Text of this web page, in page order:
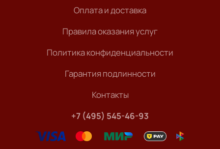
Оплата и доставка
Правила оказания услуг
Политика конфиденциальности
Гарантия подлинности
Контакты
+7 (495) 545-46-93